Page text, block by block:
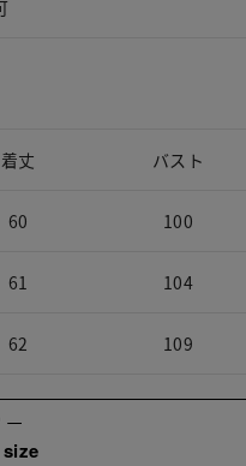
着丈 バスト
60 100
61 104
62 109